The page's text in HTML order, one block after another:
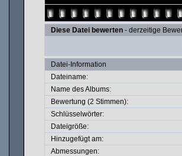
Diese Datei bewerten - derzeitige
Datei-Information
Dateiname:
Name des Albums:
Bewertung (2 Stimmen):
Schlüsselwörter:
Dateigröße:
Hinzugefügt am:
Abmessungen: